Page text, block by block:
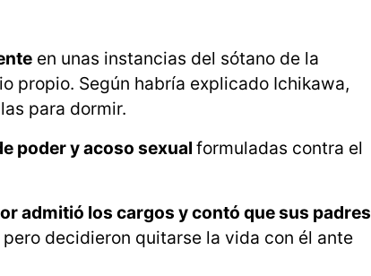
en unas instancias del sótano de la
propio. Según habría explicado Ichikawa,
para dormir.
poder y acoso sexual formuladas contra el
admitió los cargos y contó que sus padres
pero decidieron quitarse la vida con él ante